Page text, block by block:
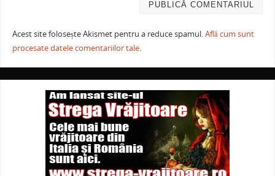
Acest site folosește Akismet pentru a reduce spamul.Află cum sunt
procesate datele comentariilor tale.